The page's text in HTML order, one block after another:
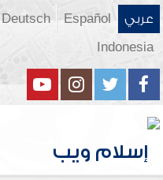
عربي Español
Deutsch
Indonesia